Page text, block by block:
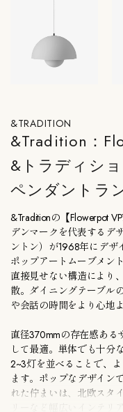
&TRADITION
&Tradition：
&トラディシ
ペンダントラ
&Traditionの【Flowerpot
デンマークを代表するデ
ントン）が1968年にデザ
ポップアートムーブメン
直接見せない構造により
散。ダイニングテーブル
や会話の時間をより心地
直径370mmの存在感ある
して最適。単体でも十分
2~3灯を並べることで、
ます。 ポップなデザイン
れた佇まいは、北欧スタ